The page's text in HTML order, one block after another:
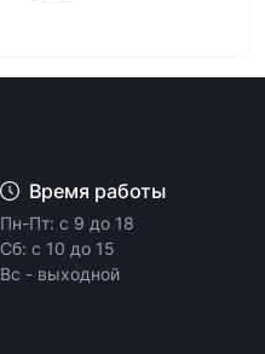
Время работы
Пн-Пт: с 9 до 18
Сб: с 10 до 15
Вс - выходной